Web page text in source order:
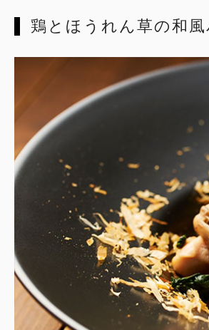
鶏とほうれん草の和風